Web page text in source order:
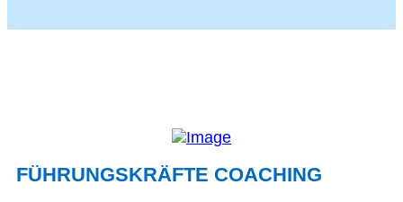
FÜHRUNGSKRÄFTE COACHING